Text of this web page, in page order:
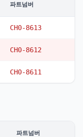
파트넘버
CH0-8613
CH0-8612
CH0-8611
파트넘버